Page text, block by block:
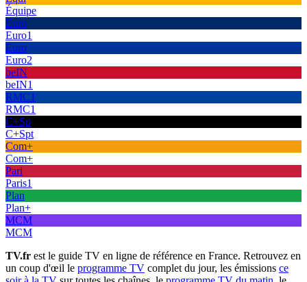
Équipe
Euro
Euro1
Euro
Euro2
beIN
beIN1
RMC1
RMC1
C+Sp
C+Spt
Com+
Com+
Pari
Paris1
Plan
Plan+
MCM
MCM
TV.fr est le guide TV en ligne de référence en France. Retrouvez en
un coup d'œil le programme TV complet du jour, les émissions ce